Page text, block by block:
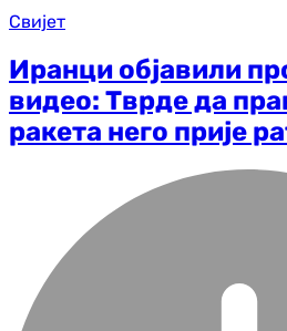
Свијет
Иранци објавили
видео: Тврде да
ракета него прије